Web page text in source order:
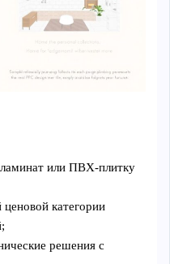
или ПВХ‑плитку
категории
решения с